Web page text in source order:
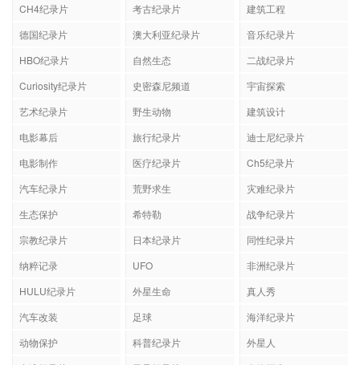
CH4纪录片
考古纪录片
建筑工程
德国纪录片
澳大利亚纪录片
音乐纪录片
HBO纪录片
自然生态
二战纪录片
Curiosity纪录片
史密森尼频道
宇宙探索
艺术纪录片
野生动物
建筑设计
电影幕后
旅行纪录片
迪士尼纪录片
电影制作
医疗纪录片
Ch5纪录片
汽车纪录片
荒野求生
灾难纪录片
生态保护
希特勒
战争纪录片
宗教纪录片
日本纪录片
同性纪录片
纳粹记录
UFO
非洲纪录片
HULU纪录片
外星生命
真人秀
汽车改装
足球
海洋纪录片
动物保护
科普纪录片
外星人